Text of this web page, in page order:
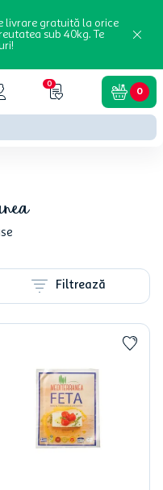
livrare gratuită la orice
sub 40kg. Te
0
0
Filtrează